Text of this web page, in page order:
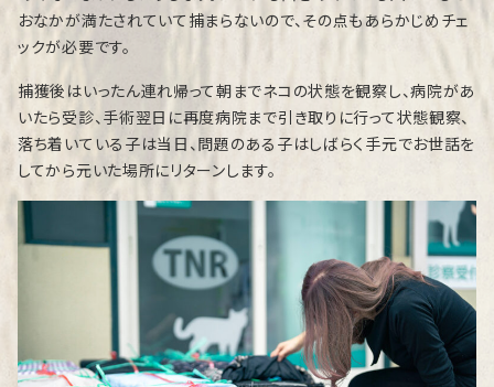
おなかが満たされていて捕まらないので、その点もあらかじめチェ
ックが必要です。
捕獲後はいったん連れ帰って朝までネコの状態を観察し、病院があ
いたら受診、手術翌日に再度病院まで引き取りに行って状態観察、
落ち着いている子は当日、問題のある子はしばらく手元でお世話を
してから元いた場所にリターンします。